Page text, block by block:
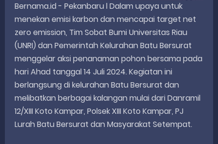
Bernama.id - Pekanbaru l Dalam upaya untuk
menekan emisi karbon dan mencapai target net
zero emission, Tim Sobat Bumi Universitas Riau
(UNRI) dan Pemerintah Kelurahan Batu Bersurat
menggelar aksi penanaman pohon bersama pada
hari Ahad tanggal 14 Juli 2024. Kegiatan ini
berlangsung di kelurahan Batu Bersurat dan
melibatkan berbagai kalangan mulai dari Danramil
12/XIII Koto Kampar, Polsek XIII Koto Kampar, PJ
Lurah Batu Bersurat dan Masyarakat Setempat.